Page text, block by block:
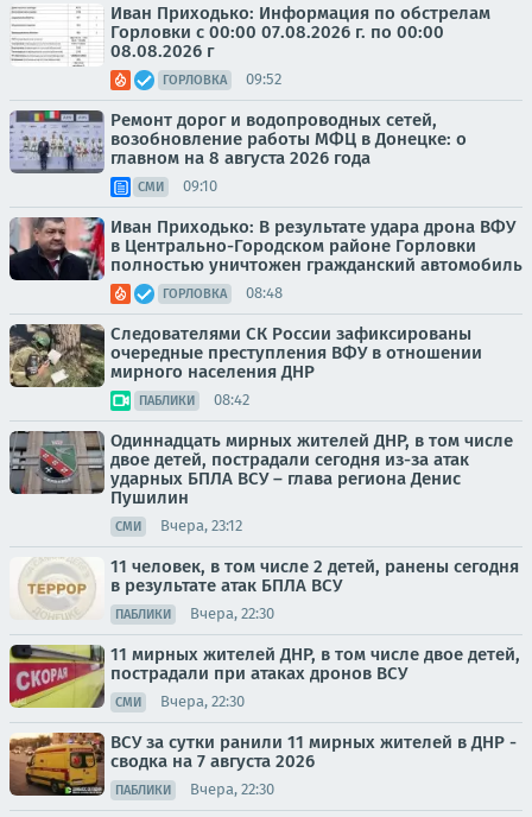
Иван Приходько: Информация по обстрелам
Горловки с 00:00 07.08.2026 г. по 00:00
08.08.2026 г
ГОРЛОВКА 09:52
Ремонт дорог и водопроводных сетей,
возобновление работы МФЦ в Донецке: о
главном на 8 августа 2026 года
СМИ 09:10
Иван Приходько: В результате удара дрона ВФУ
в Центрально-Городском районе Горловки
полностью уничтожен гражданский автомобиль
ГОРЛОВКА 08:48
Следователями СК России зафиксированы
очередные преступления ВФУ в отношении
мирного населения ДНР
ПАБЛИКИ 08:42
Одиннадцать мирных жителей ДНР, в том числе
двое детей, пострадали сегодня из-за атак
ударных БПЛА ВСУ – глава региона Денис
Пушилин
СМИ Вчера, 23:12
11 человек, в том числе 2 детей, ранены сегодня
в результате атак БПЛА ВСУ
ПАБЛИКИ Вчера, 22:30
11 мирных жителей ДНР, в том числе двое детей,
пострадали при атаках дронов ВСУ
СМИ Вчера, 22:30
ВСУ за сутки ранили 11 мирных жителей в ДНР -
сводка на 7 августа 2026
ПАБЛИКИ Вчера, 22:30